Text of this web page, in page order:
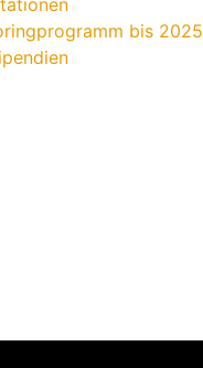
bis 2025